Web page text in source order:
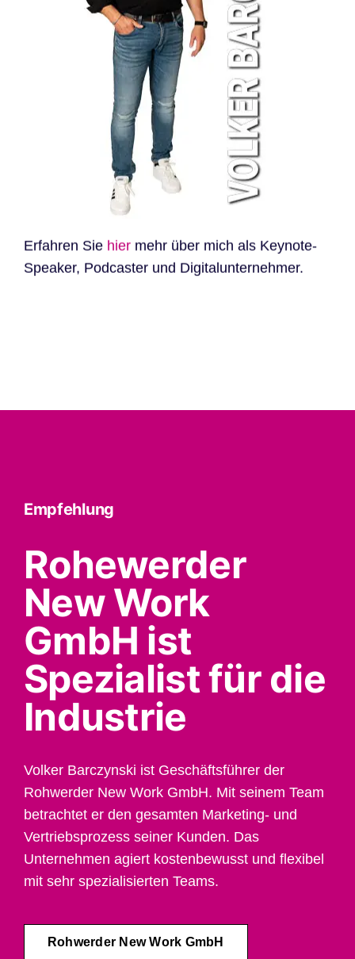
Erfahren Sie hiermehr über mich als Keynote-
Speaker, Podcaster und Digitalunternehmer.
Empfehlung
Rohewerder
New Work
GmbH ist
Spezialist für die
Industrie
Volker Barczynski ist Geschäftsführer der
Rohwerder New Work GmbH. Mit seinem Team
betrachtet er den gesamten Marketing- und
Vertriebsprozess seiner Kunden. Das
Unternehmen agiert kostenbewusst und flexibel
mit sehr spezialisierten Teams.
Rohwerder New Work GmbH